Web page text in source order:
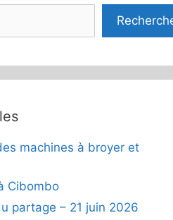
machines à broyer et
Cibombo
partage – 21 juin 2026